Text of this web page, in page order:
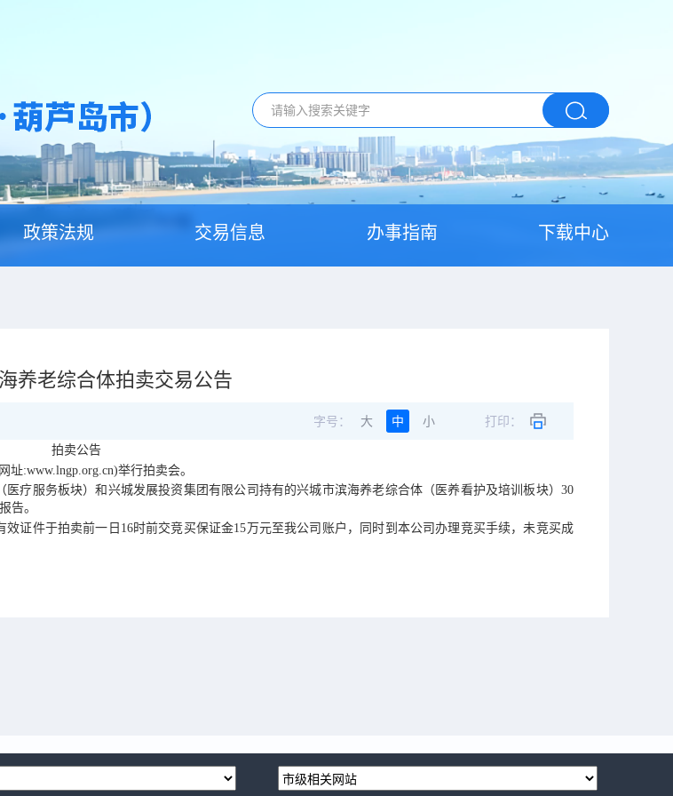
政策法规 交易信息 办事指南 下载中心
养老综合体拍卖交易公告
字号： 大 中 小 打印：
拍卖公告
址:www.lngp.org.cn)举行拍卖会。
疗服务板块）和兴城发展投资集团有限公司持有的兴城市滨海养老综合体（医养看护及培训板块）30
告。
效证件于拍卖前一日 16时前交竞买保证金15 万元至我公司账户，同时到本公司办理竞买手续，未竞买成